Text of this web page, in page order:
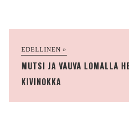
EDELLINEN »
MUTSI JA VAUVA LOMALLA
KIVINOKKA